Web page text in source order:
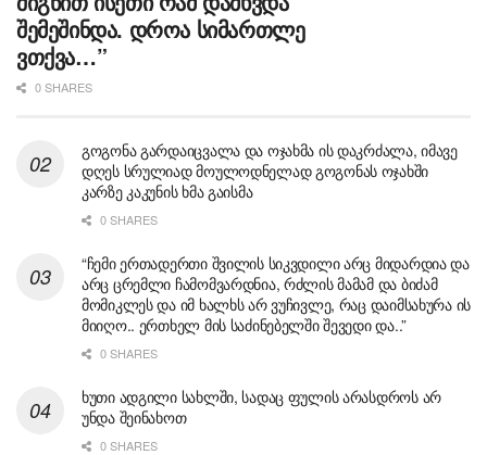
შემეშინდა. დროა სიმართლე
ვთქვა…”
0 SHARES
გოგონა გარდაიცვალა და ოჯახმა ის დაკრძალა, იმავე
დღეს სრულიად მოულოდნელად გოგონას ოჯახში
კარზე კაკუნის ხმა გაისმა
0 SHARES
“ჩემი ერთადერთი შვილის სიკვდილი არც მიდარდია და
არც ცრემლი ჩამომვარდნია, რძლის მამამ და ბიძამ
მომიკლეს და იმ ხალხს არ ვუჩივლე, რაც დაიმსახურა ის
მიიღო.. ერთხელ მის საძინებელში შევედი და..”
0 SHARES
ხუთი ადგილი სახლში, სადაც ფულის არასდროს არ
უნდა შეინახოთ
0 SHARES